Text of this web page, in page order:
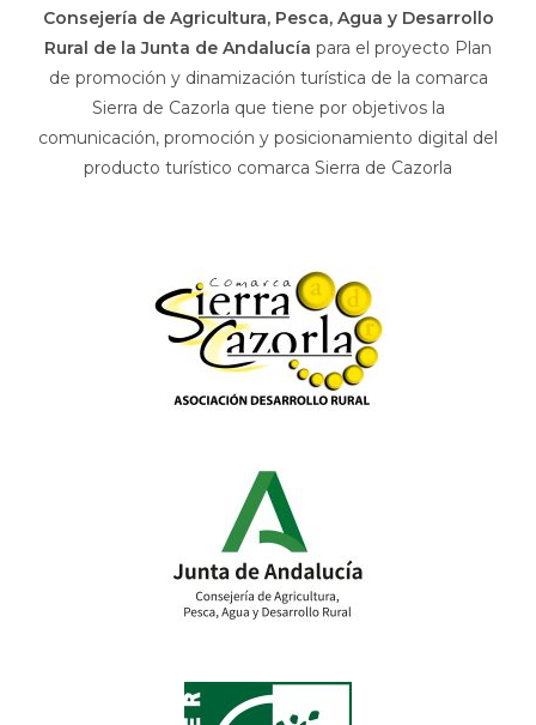
Consejería de Agricultura, Pesca, Agua y Desarrollo
Rural de la Junta de Andalucía para el proyecto Plan
de promoción y dinamización turística de la comarca
Sierra de Cazorla que tiene por objetivos la
comunicación, promoción y posicionamiento digital del
producto turístico comarca Sierra de Cazorla